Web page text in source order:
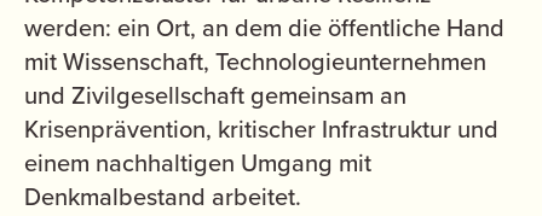
werden: ein Ort, an dem die öffentliche Hand
mit Wissenschaft, Technologieunternehmen
und Zivilgesellschaft gemeinsam an
Krisenprävention, kritischer Infrastruktur und
einem nachhaltigen Umgang mit
Denkmalbestand arbeitet.